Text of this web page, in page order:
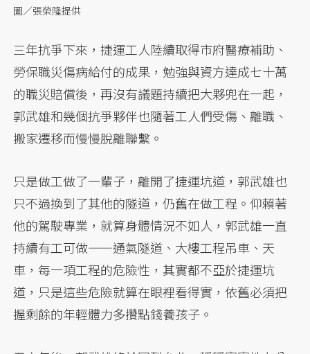
圖／張榮隆提供
三年抗爭下來，捷運工人陸續取得市府醫療補助、
勞保職災傷病給付的成果，勉強與資方達成七十萬
的職災賠償後，再沒有議題持續把大夥兜在一起，
郭武雄和幾個抗爭夥伴也隨著工人們受傷、離職、
搬家遷移而慢慢脫離聯繫。
只是做工做了一輩子，離開了捷運坑道，郭武雄也
只不過換到了其他的隧道，仍舊在做工程。仰賴著
他的駕駛專業，就算身體情況不如人，郭武雄一直
持續有工可做——通氣隧道、大樓工程吊車、天
車，每一項工程的危險性，其實都不亞於捷運坑
道，只是這些危險就算在眼裡看得實，依舊必須把
握剩餘的年輕體力多攢點錢養孩子。